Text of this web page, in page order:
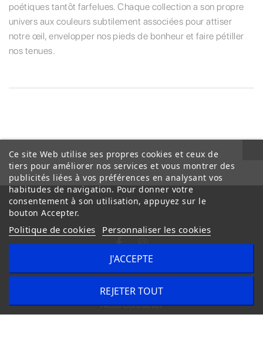
poétiques tantôt farfelues. Chaque collection a son propre
univers aux couleurs subtilement associées pour attiser
notre œil, envelopper nos pieds de bonheur et faire pétiller
nos tenues.
Conditions Générales de Vente
Nous contacter
Ce site Web utilise ses propres cookies et ceux de
tiers pour améliorer nos services et vous montrer des
publicités liées à vos préférences en analysant vos
habitudes de navigation. Pour donner votre
consentement à son utilisation, appuyez sur le
bouton Accepter.
Politique de cookies Personnaliser les cookies
REJETER TOUT
J'ACCEPTE